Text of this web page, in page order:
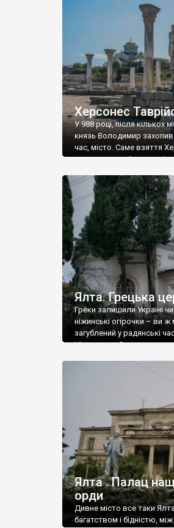
візантійської доби.
культурної спадщини
Офіційно – на виставку
влада в Україні
Херсонес
У 988 році, після кількох
князь Володимир захопив
час, місто. Саме взяття
диктувати свої умови
Херсонесі Володимир-
християнином. А потім
Херсонесу Таврійського
Ялта. Грецька
Греки залишили Україні
ніжинські огірочки – ви ж
загублений у радянські
Ніжин греки?
Ялта . Палац
орди
Дивне місто все таки
багатством і бідністю,